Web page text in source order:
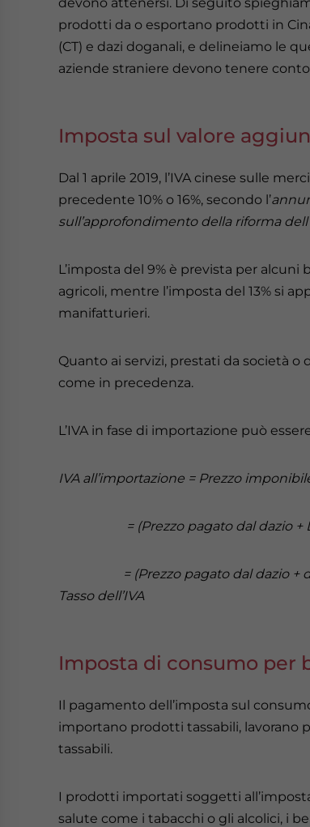
prodotti da o esportano prodotti in
(CT) e dazi doganali, e delineiamo le
aziende straniere devono tenere
Imposta sul valore
Dal 1 aprile 2019, l’IVA cinese sulle
precedente 10% o 16%, secondo l’
sull’approfondimento della riforma
L’imposta del 9% è prevista per
agricoli, mentre l’imposta del 13% si
manifatturieri.
Quanto ai servizi, prestati da società o
come in precedenza.
L’IVA in fase di importazione può
IVA all’importazione = Prezzo
= (Prezzo pagato dal dazio +
= (Prezzo pagato dal dazio + dazio
Tasso dell’IVA
Imposta di consumo per
Il pagamento dell’imposta sul
importano prodotti tassabili, lavorano
tassabili.
I prodotti importati soggetti
salute come i tabacchi o gli alcolici, i